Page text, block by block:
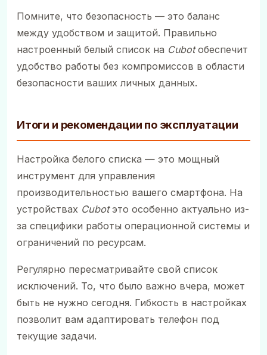
Помните, что безопасность — это баланс
между удобством и защитой. Правильно
настроенный белый список на Cubotобеспечит
удобство работы без компромиссов в области
безопасности ваших личных данных.
Итоги и рекомендации по эксплуатации
Настройка белого списка — это мощный
инструмент для управления
производительностью вашего смартфона. На
устройствах Cubotэто особенно актуально из-
за специфики работы операционной системы и
ограничений по ресурсам.
Регулярно пересматривайте свой список
исключений. То, что было важно вчера, может
быть не нужно сегодня. Гибкость в настройках
позволит вам адаптировать телефон под
текущие задачи.